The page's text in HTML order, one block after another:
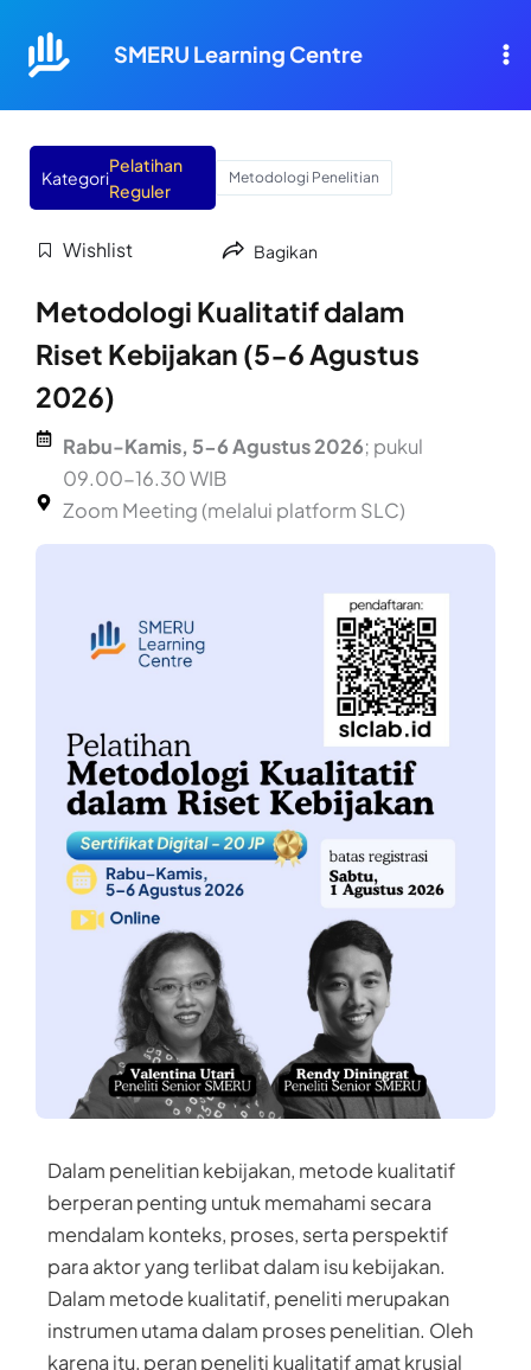
konten
SMERU Learning Centre
Kategori
Pelatihan
Reguler
Metodologi Penelitian
Wishlist Bagikan
Metodologi Kualitatif dalam
Riset Kebijakan (5-6 Agustus
2026)
Rabu-Kamis, 5-6 Agustus 2026; pukul
09.00-16.30 WIB
Zoom Meeting (melalui platform SLC)
Dalam penelitian kebijakan, metode kualitatif
berperan penting untuk memahami secara
mendalam konteks, proses, serta perspektif
para aktor yang terlibat dalam isu kebijakan.
Dalam metode kualitatif, peneliti merupakan
instrumen utama dalam proses penelitian. Oleh
karena itu, peran peneliti kualitatif amat krusial